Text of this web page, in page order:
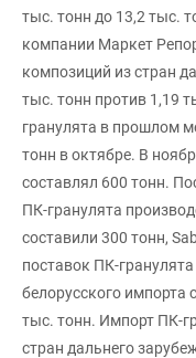
тыс. тонн до 13,2 тыс.
компании Маркет
композиций из стран
тыс. тонн против 1,19
гранулята в прошлом
тонн в октябре. В
составлял 600 тонн.
ПК-гранулята
составили 300 тонн,
поставок ПК-
белорусского импорта
тыс. тонн. Импорт ПК-
стран дальнего